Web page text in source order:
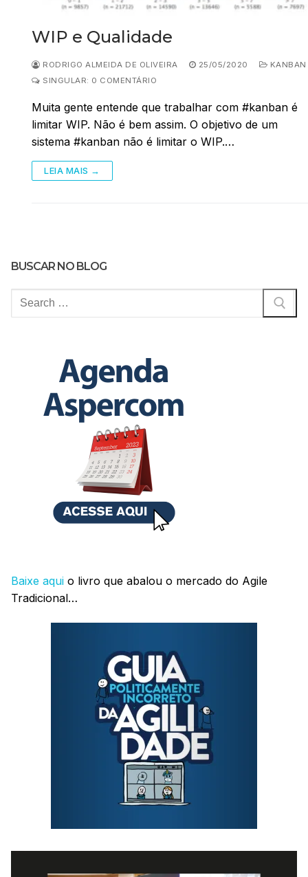
WIP e Qualidade
RODRIGO ALMEIDA DE OLIVEIRA 25/05/2020
KANBAN
SINGULAR: 0 COMENTÁRIO
Muita gente entende que trabalhar com #kanban é
limitar WIP. Não é bem assim. O objetivo de um
sistema #kanban não é limitar o WIP.…
LEIA MAIS →
BUSCAR NO BLOG
Pesquisar
por:
Baixe aqui o livro que abalou o mercado do Agile
Tradicional…